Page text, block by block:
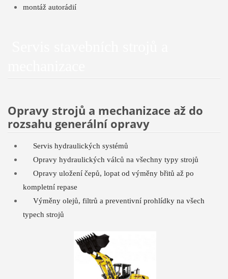
montáž autorádií
Opravy strojů a mechanizace až do
rozsahu generální opravy
Servis hydraulických systémů
Opravy hydraulických válců na všechny typy strojů
Opravy uložení čepů, lopat od výměny břitů až po
kompletní repase
Výměny olejů, filtrů a preventivní prohlídky na všech
typech strojů